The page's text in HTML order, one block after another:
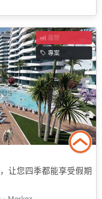
露營
專案
让您四季都能享受假期